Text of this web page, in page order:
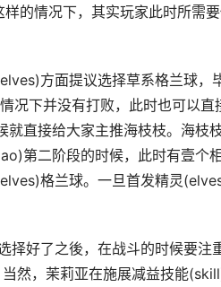
的情况下，其实玩家此时所需
方面提议选择草系格兰球，
况下并没有打败，此时也可以直
就直接给大家主推海枝枝。海枝
第二阶段的时候，此时有壹个
格兰球。一旦首发精灵
择好了之後，在战斗的时候要注
然，茉莉亚在施展减益技能